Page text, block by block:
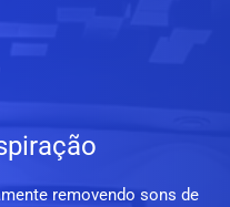
removendo sons de